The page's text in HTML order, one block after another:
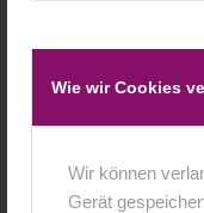
Wie wir Cookies
Wir können
Gerät
24. April 2018 / 0